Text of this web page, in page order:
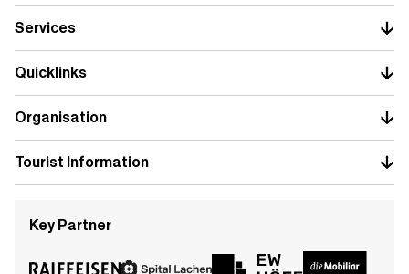
Services
Quicklinks
Organisation
Tourist Information
Key Partner